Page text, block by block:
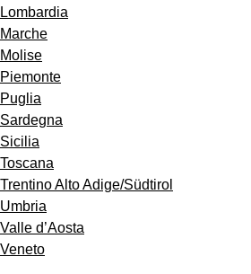
Lombardia
Marche
Molise
Piemonte
Puglia
Sardegna
Sicilia
Toscana
Trentino Alto Adige/Südtirol
Umbria
Valle d’Aosta
Veneto